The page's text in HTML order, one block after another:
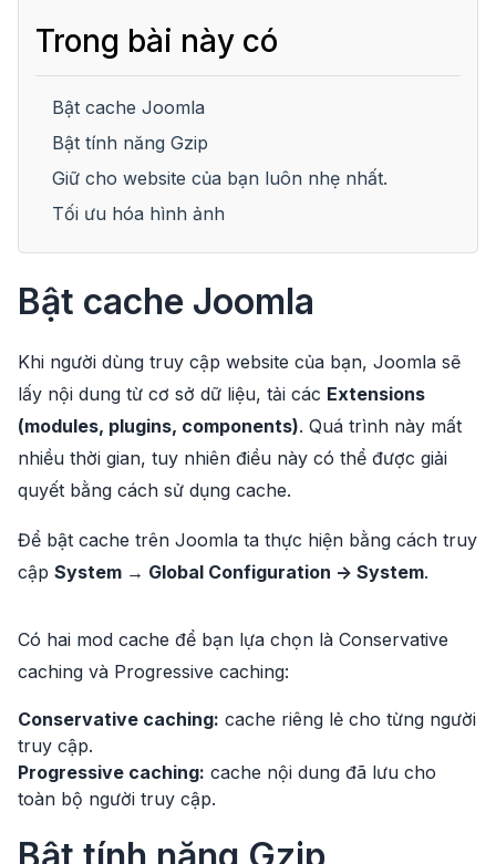
Trong bài này có
Bật cache Joomla
Bật tính năng Gzip
Giữ cho website của bạn luôn nhẹ nhất.
Tối ưu hóa hình ảnh
Bật cache Joomla
Khi người dùng truy cập website của bạn, Joomla sẽ
lấy nội dung từ cơ sở dữ liệu, tải các Extensions
(modules, plugins, components). Quá trình này mất
nhiều thời gian, tuy nhiên điều này có thể được giải
quyết bằng cách sử dụng cache.
Để bật cache trên Joomla ta thực hiện bằng cách truy
cập System → Global Configuration -> System.
Có hai mod cache để bạn lựa chọn là Conservative
caching và Progressive caching:
Conservative caching: cache riêng lẻ cho từng người
truy cập.
Progressive caching: cache nội dung đã lưu cho
toàn bộ người truy cập.